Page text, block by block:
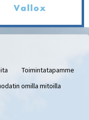
Toimintatapamme
omilla mitoilla